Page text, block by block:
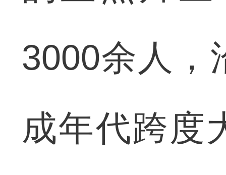
3000余人，
成年代跨度